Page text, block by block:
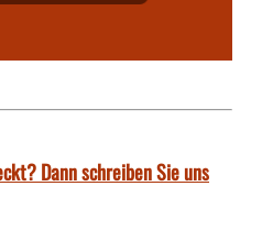
Dann schreiben Sie uns